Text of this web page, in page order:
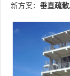
新方案：垂直疏散